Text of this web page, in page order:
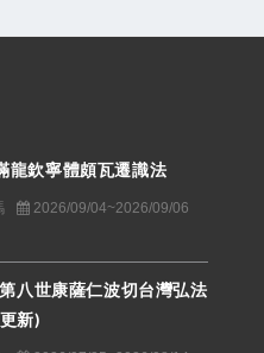
龍欽寧體頗瓦遷識法
2026/09/04~2026/09/06
八世康薩仁波切台灣弘法
新)